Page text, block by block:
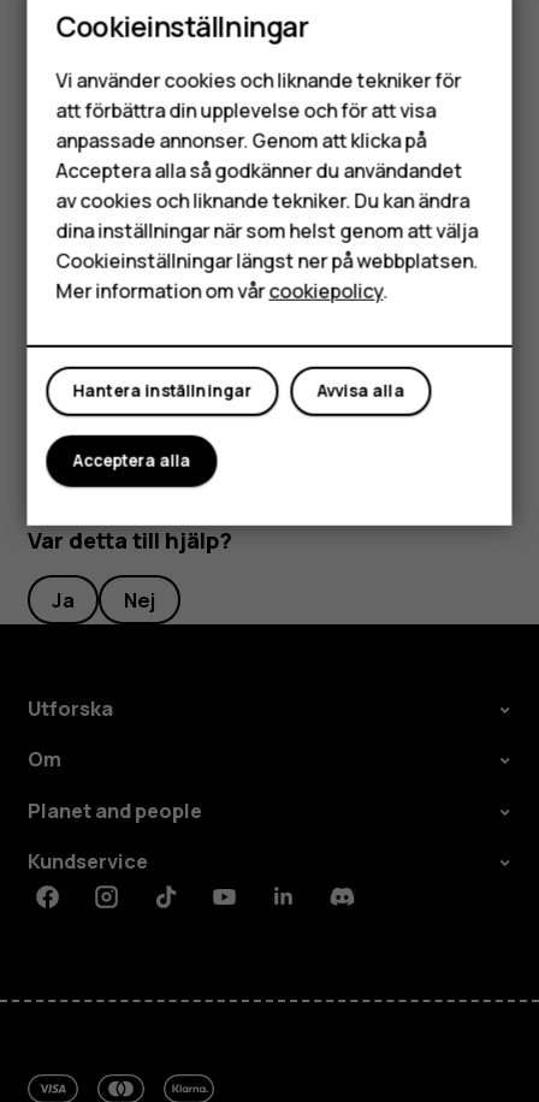
Smartphones
Mobiltelefoner
Tillbehör
HMD Terra M
Surfplattor
Håll enheten på avstånd från magneter och
magnetfält.
Skydda viktig information genom att förvara den på
minst två olika ställen, till exempel på enheten,
minneskortet eller datorn, eller anteckna den.
Enheten kan kännas varm när den används en längre tid i
sträck. I de flesta fall är detta helt normalt. För att undvika
överhettning kan enheten automatiskt börja fungera
långsammare, stänga appar, stänga av laddning och vid
behov stängas av helt. Lämna in enheten på närmaste
Var detta till hjälp?
Ja Nej
Utforska
Om
Planet and people
Kundservice
FacebookInstagramTiktokYoutubeLinkedinDiscord
Cookieinställningar
Vi använder cookies och liknande tekniker för
att förbättra din upplevelse och för att visa
anpassade annonser. Genom att klicka på
Acceptera alla så godkänner du användandet
av cookies och liknande tekniker. Du kan ändra
dina inställningar när som helst genom att välja
Cookieinställningar längst ner på webbplatsen.
Mer information om vårcookiepolicy.
Avvisa alla
Hantera inställningar
Acceptera alla